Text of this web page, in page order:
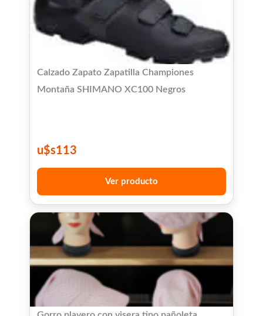
Calzado Zapato Zapatilla Championes
Montaña SHIMANO XC100 Negros
u$s113
Ver producto